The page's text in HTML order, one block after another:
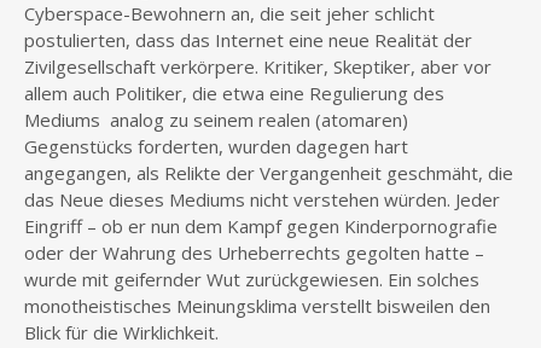
Cyberspace-Bewohnern an, die seit jeher schlicht
postulierten, dass das Internet eine neue Realität der
Zivilgesellschaft verkörpere. Kritiker, Skeptiker, aber vor
allem auch Politiker, die etwa eine Regulierung des
Mediums analog zu seinem realen (atomaren)
Gegenstücks forderten, wurden dagegen hart
angegangen, als Relikte der Vergangenheit geschmäht, die
das Neue dieses Mediums nicht verstehen würden. Jeder
Eingriff – ob er nun dem Kampf gegen Kinderpornografie
oder der Wahrung des Urheberrechts gegolten hatte –
wurde mit geifernder Wut zurückgewiesen. Ein solches
monotheistisches Meinungsklima verstellt bisweilen den
Blick für die Wirklichkeit.